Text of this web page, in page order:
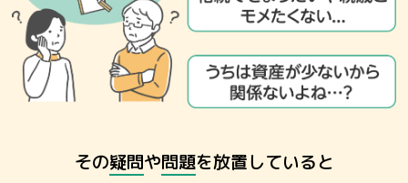
その疑問や問題を放置していると